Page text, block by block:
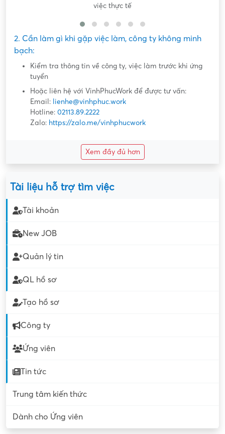
việc thực tế
2. Cần làm gì khi gặp việc làm, công ty không minh
bạch:
Kiểm tra thông tin về công ty, việc làm trước khi ứng
tuyển
Hoặc liên hệ với VinhPhucWork để được tư vấn:
Email: lienhe@vinhphuc.work
Hotline: 02113.89.2222
Zalo: https://zalo.me/vinhphucwork
Xem đầy đủ hơn
Tài liệu hỗ trợ tìm việc
Tài khoản
New JOB
Quản lý tin
QL hồ sơ
Tạo hồ sơ
Công ty
Ứng viên
Tin tức
Trung tâm kiến thức
Dành cho Ứng viên